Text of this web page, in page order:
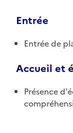
Entrée
Entrée de
Accueil et
Présence